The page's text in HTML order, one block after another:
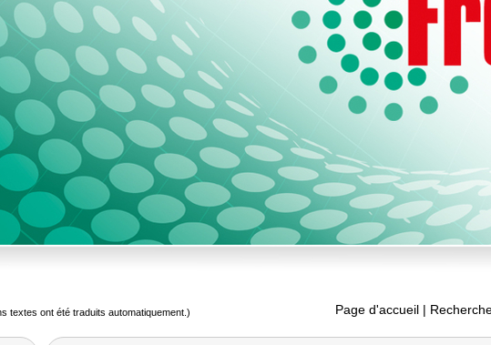
textes ont été traduits automatiquement.) Page d'accueil |